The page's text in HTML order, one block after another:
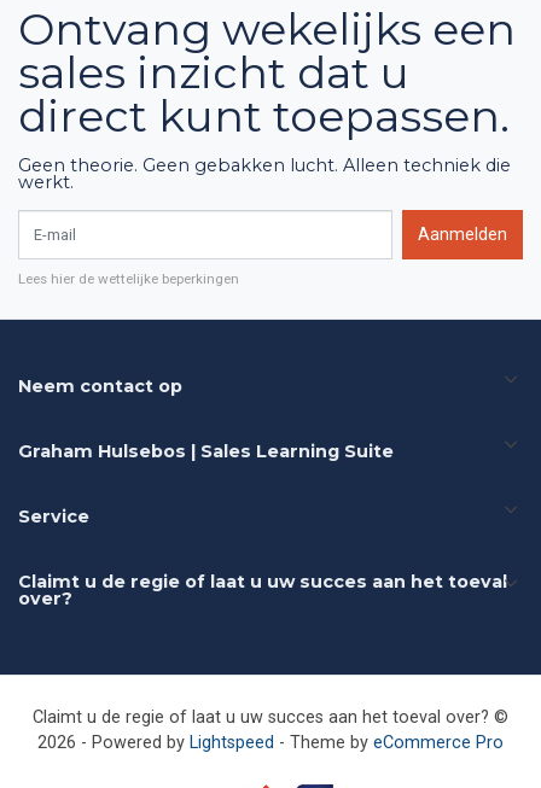
Ontvang wekelijks een
sales inzicht dat u
direct kunt toepassen.
Geen theorie. Geen gebakken lucht. Alleen techniek die
werkt.
Aanmelden
Lees hier de wettelijke beperkingen
Neem contact op
Graham Hulsebos | Sales Learning Suite
Service
Claimt u de regie of laat u uw succes aan het toeval
over?
Claimt u de regie of laat u uw succes aan het toeval over? ©
2026 - Powered by Lightspeed - Theme by eCommerce Pro